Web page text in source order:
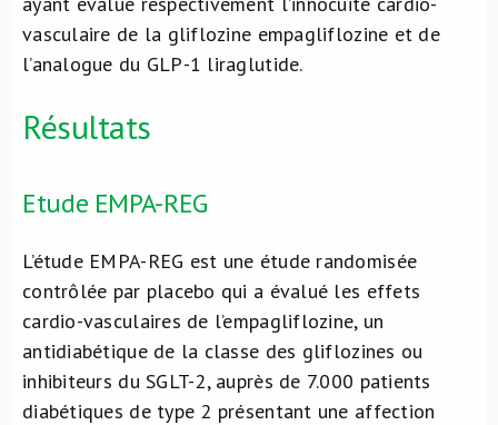
vasculaire de la gliflozine empagliflozine et de
l’analogue du GLP-1 liraglutide.
Résultats
Etude EMPA-REG
L’étude EMPA-REG est une étude randomisée
contrôlée par placebo qui a évalué les effets
cardio-vasculaires de l’empagliflozine, un
antidiabétique de la classe des gliflozines ou
inhibiteurs du SGLT-2, auprès de 7.000 patients
diabétiques de type 2 présentant une affection